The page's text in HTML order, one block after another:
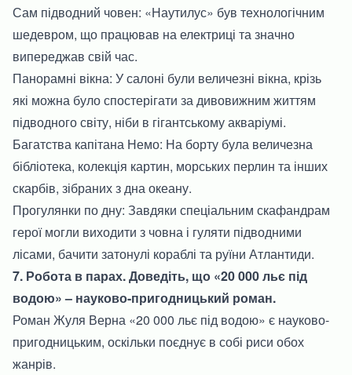
Сам підводний човен: «Наутилус» був технологічним
шедевром, що працював на електриці та значно
випереджав свій час.
Панорамні вікна: У салоні були величезні вікна, крізь
які можна було спостерігати за дивовижним життям
підводного світу, ніби в гігантському акваріумі.
Багатства капітана Немо: На борту була величезна
бібліотека, колекція картин, морських перлин та інших
скарбів, зібраних з дна океану.
Прогулянки по дну: Завдяки спеціальним скафандрам
герої могли виходити з човна і гуляти підводними
лісами, бачити затонулі кораблі та руїни Атлантиди.
7. Робота в парах. Доведіть, що «20 000 льє під
водою» – науково-пригодницький роман.
Роман Жуля Верна «20 000 льє під водою» є науково-
пригодницьким, оскільки поєднує в собі риси обох
жанрів.